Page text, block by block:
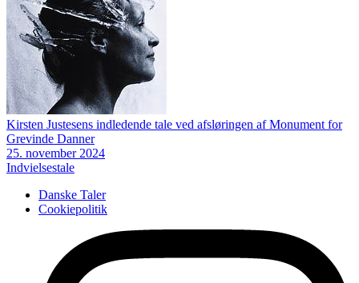
Kirsten Justesens indledende tale ved afsløringen af Monument for
Grevinde Danner
25. november 2024
Indvielsestale
Danske Taler
Cookiepolitik